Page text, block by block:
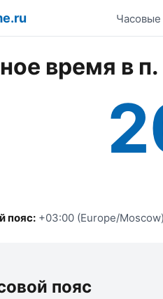
Часовые
время в
пояс: +03:00 (Europe/Moscow)
пояс